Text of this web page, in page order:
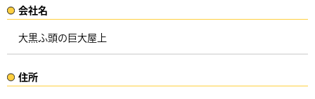
会社名​
大黒ふ頭の巨大屋上
住所​​